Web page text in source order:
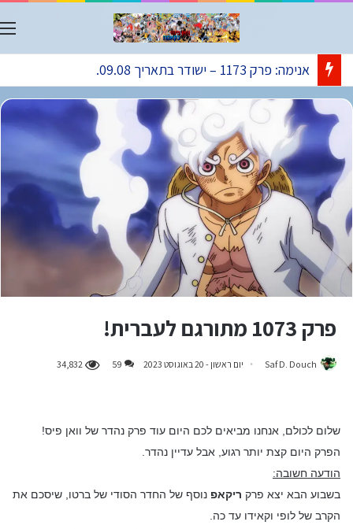
אנימה: פרק 1173 – ישודר בתאריך 09.08.
פרק 1073 מתורגם לעברית!
Saf D. Douch יום ראשון - 20 באוגוסט 2023 59
34,832
שלום לכולם, אנחנו מביאים לכם היום עוד פרק נהדר של וואן פיס!
הפרק היום קצת יותר רגוע, אבל עדיין נהדר.
הודעה חשובה:
בשבוע הבא יצא פרק ריקאפ נוסף של החדר הסודי של ברטו, שיסכם את
הקרב של לופי וקאידו עד כה.